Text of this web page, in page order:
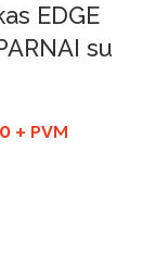
EDGE
su
+ PVM